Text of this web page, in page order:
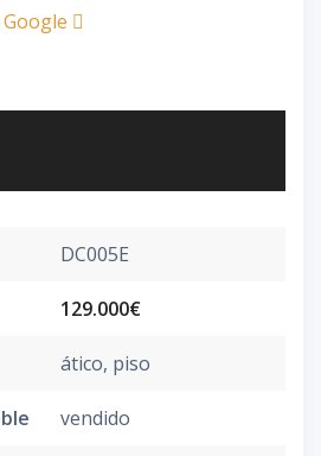
DC005E
129.000€
ático, piso
vendido